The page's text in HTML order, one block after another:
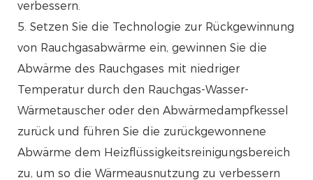
verbessern.
5. Setzen Sie die Technologie zur Rückgewinnung
von Rauchgasabwärme ein, gewinnen Sie die
Abwärme des Rauchgases mit niedriger
Temperatur durch den Rauchgas-Wasser-
Wärmetauscher oder den Abwärmedampfkessel
zurück und führen Sie die zurückgewonnene
Abwärme dem Heizflüssigkeitsreinigungsbereich
zu, um so die Wärmeausnutzung zu verbessern